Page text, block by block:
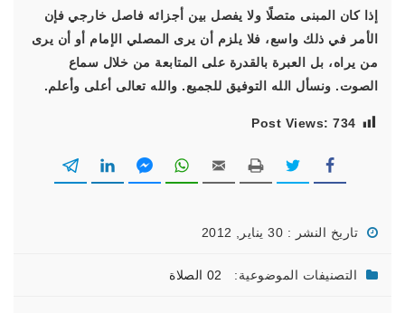
إذا كان المبنى متصلًا ولا يفصل بين أجزائه فاصل خارجي فإن
الأمر في ذلك واسع، فلا يلزم أن يرى المصلي الإمام أو أن يرى
من يراه، بل العبرة بالقدرة على المتابعة من خلال سماع
الصوت. ونسأل الله التوفيق للجميع. والله تعالى أعلى وأعلم.
Post Views: 734
تاريخ النشر : 30 يناير, 2012
التصنيفات الموضوعية: 02 الصلاة